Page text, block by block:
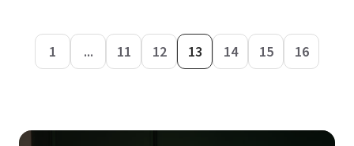
1 ... 11 12 13 14 15 16